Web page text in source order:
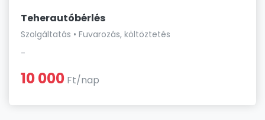
Teherautóbérlés
Szolgáltatás • Fuvarozás, költöztetés
-
10 000 Ft/nap